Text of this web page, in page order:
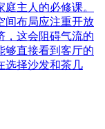
主人的必修课。
间布局应注重开放
，这会阻碍气流的
够直接看到客厅的
选择沙发和茶几